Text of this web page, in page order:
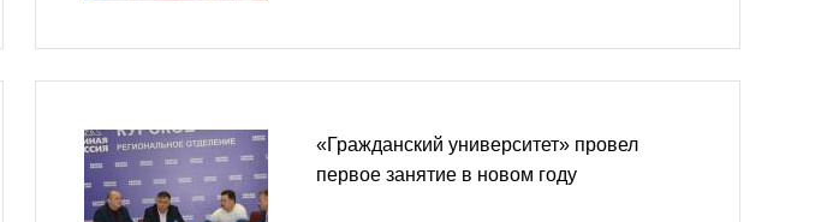
«Гражданский университет» провел
первое занятие в новом году